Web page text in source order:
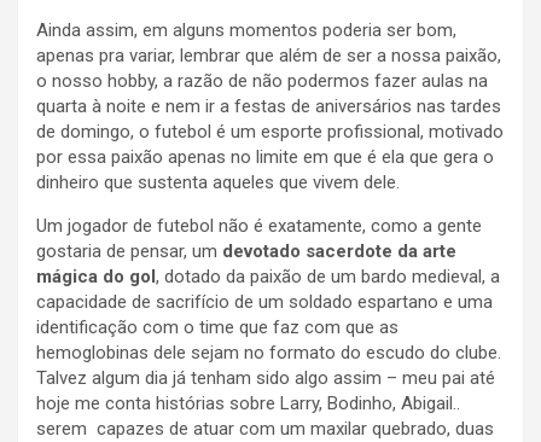
Ainda assim, em alguns momentos poderia ser bom,
apenas pra variar, lembrar que além de ser a nossa paixão,
o nosso hobby, a razão de não podermos fazer aulas na
quarta à noite e nem ir a festas de aniversários nas tardes
de domingo, o futebol é um esporte profissional, motivado
por essa paixão apenas no limite em que é ela que gera o
dinheiro que sustenta aqueles que vivem dele.
Um jogador de futebol não é exatamente, como a gente
gostaria de pensar, um devotado sacerdote da arte
mágica do gol, dotado da paixão de um bardo medieval, a
capacidade de sacrifício de um soldado espartano e uma
identificação com o time que faz com que as
hemoglobinas dele sejam no formato do escudo do clube.
Talvez algum dia já tenham sido algo assim – meu pai até
hoje me conta histórias sobre Larry, Bodinho, Abigail..
serem capazes de atuar com um maxilar quebrado, duas